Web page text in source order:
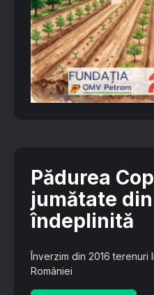
Pădurea
jumătate
îndeplinită
Înverzim din 2016 terenuri
României